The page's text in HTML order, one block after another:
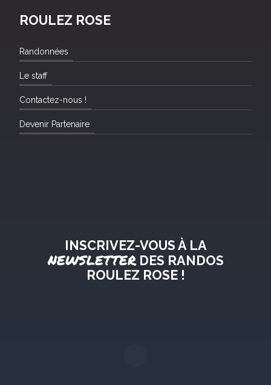
ROULEZ ROSE
Randonnées
Le staff
Contactez-nous !
Devenir Partenaire
INSCRIVEZ-VOUS À LA
NEWSLETTERDES RANDOS
ROULEZ ROSE !